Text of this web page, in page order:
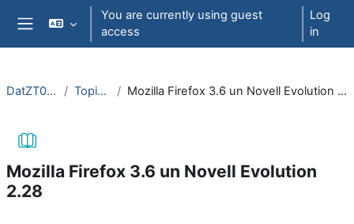
Skip to main content
You are currently using guest
access
Log
in
DatZT008 Topic 7 Mozilla Firefox 3.6 un Novell Evolution 2.28
Mozilla Firefox 3.6 un Novell Evolution
2.28